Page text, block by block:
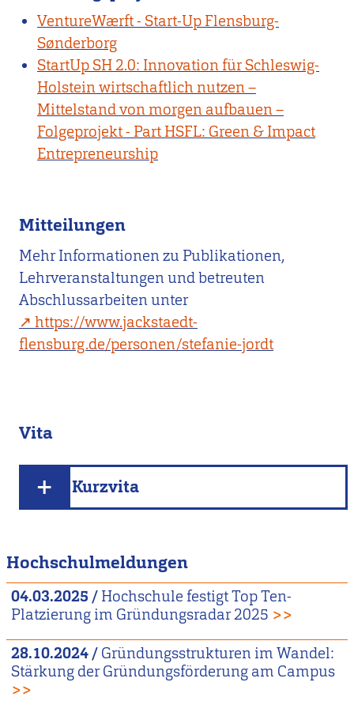
VentureWærft - Start-Up Flensburg-
Sønderborg
StartUp SH 2.0: Innovation für Schleswig-
Holstein wirtschaftlich nutzen –
Mittelstand von morgen aufbauen –
Folgeprojekt - Part HSFL: Green & Impact
Entrepreneurship
Mitteilungen
Mehr Informationen zu Publikationen,
Lehrveranstaltungen und betreuten
Abschlussarbeiten unter
https://www.jackstaedt-
flensburg.de/personen/stefanie-jordt
Vita
Kurzvita
Hochschulmeldungen
04.03.2025 / Hochschule festigt Top Ten-
Platzierung im Gründungsradar 2025 >>
28.10.2024/ Gründungsstrukturen im Wandel:
Stärkung der Gründungsförderung am Campus
>>